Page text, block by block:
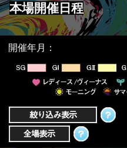
本場開催日程
開催年月：